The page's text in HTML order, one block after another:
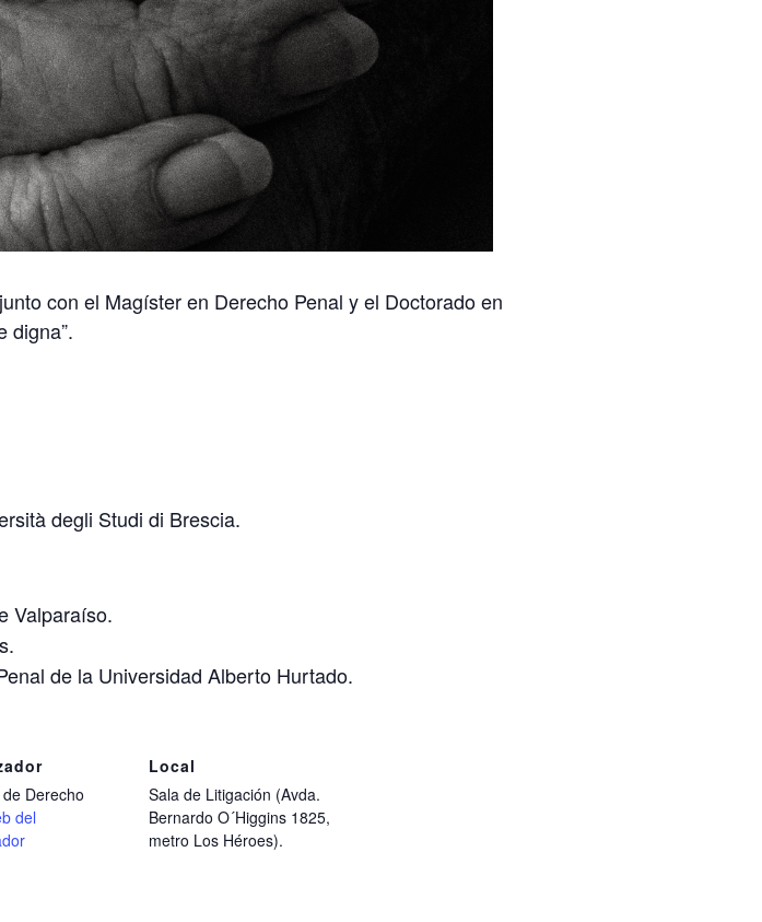
con el Magíster en Derecho Penal y el Doctorado en
digna”.
degli Studi di Brescia.
Valparaíso.
de la Universidad Alberto Hurtado.
Derecho
del
Local
Sala de Litigación (Avda.
Bernardo O´Higgins 1825,
metro Los Héroes).